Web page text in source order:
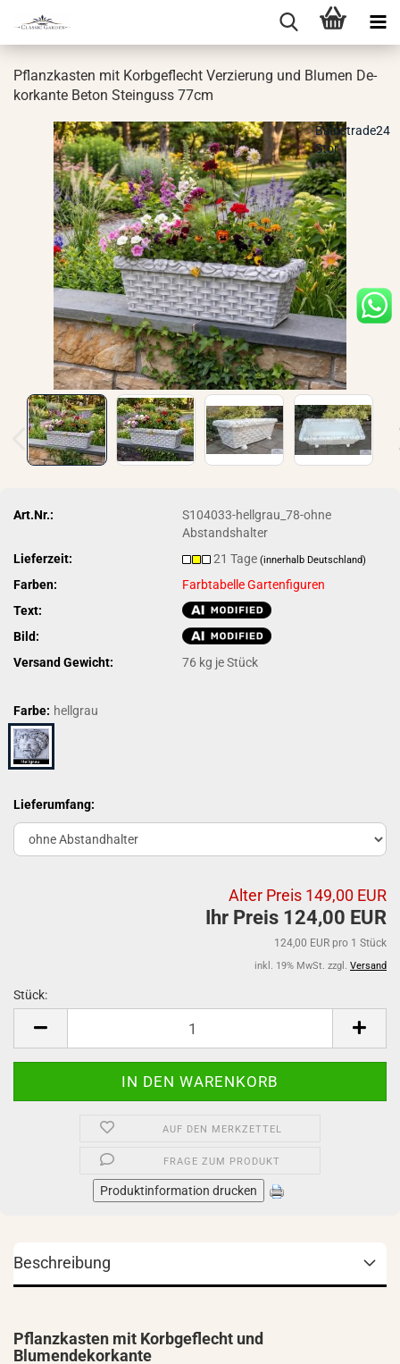
Pflanz­kas­ten mit Korb­ge­flecht Ver­zie­rung und Blu­men De­
korkan­te Beton Stein­guss 77cm
Balustrade24
Stor
Art.Nr.:
S104033-hellgrau_78-ohne
Abstandshalter
Lieferzeit:
21 Tage(innerhalb Deutschland)
Farben:
Farbtabelle Gartenfiguren
Text:
Bild:
Versand Gewicht:
76 kg je Stück
Farbe: hellgrau
Lieferumfang:
Alter Preis 149,00 EUR
Ihr Preis 124,00 EUR
124,00 EUR pro 1 Stück
inkl. 19% MwSt. zzgl. Versand
Stück:
AUF DEN MERKZETTEL
FRAGE ZUM PRODUKT
Produktinformation drucken
Beschreibung
Pflanzkasten mit Korbgeflecht und
Blumendekorkante